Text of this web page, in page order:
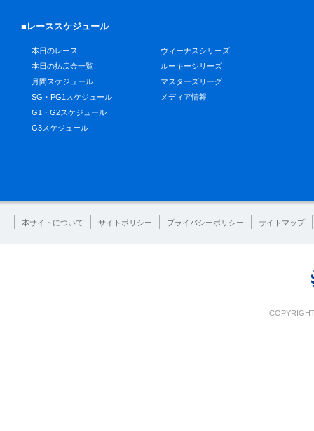
■レーススケジュール
本日のレース
本日の払戻金一覧
月間スケジュール
SG・PG1スケジュール
G1・G2スケジュール
G3スケジュール
ヴィーナスシリーズ
ルーキーシリーズ
マスターズリーグ
メディア情報
本サイトについて サイトポリシー プライバシーポリシー サイトマップ